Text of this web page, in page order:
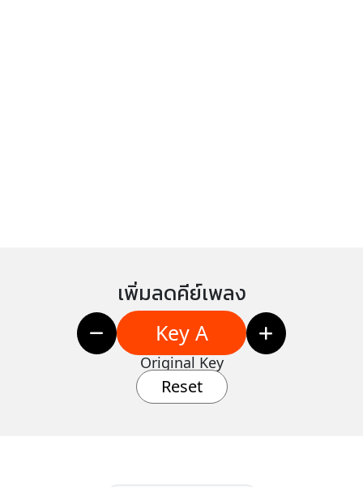
เพิ่มลดคีย์เพลง
Key A
Original Key
Reset